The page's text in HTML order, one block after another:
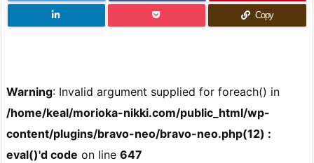
Copy
Warning: Invalid argument supplied for foreach() in
/home/keal/morioka-nikki.com/public_html/wp-
content/plugins/bravo-neo/bravo-neo.php(12) :
eval()'d code on line 647